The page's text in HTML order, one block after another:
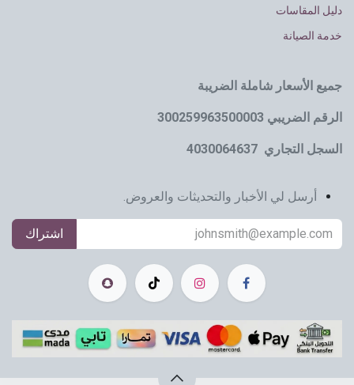
دليل المقاسات
خدمة الصيانة
جميع الأسعار شاملة الضريبة
الرقم الضريبي 300259963500003
السجل التجاري 4030064637
أرسل لي الأخبار والتحديثات والعروض.
اشتراك